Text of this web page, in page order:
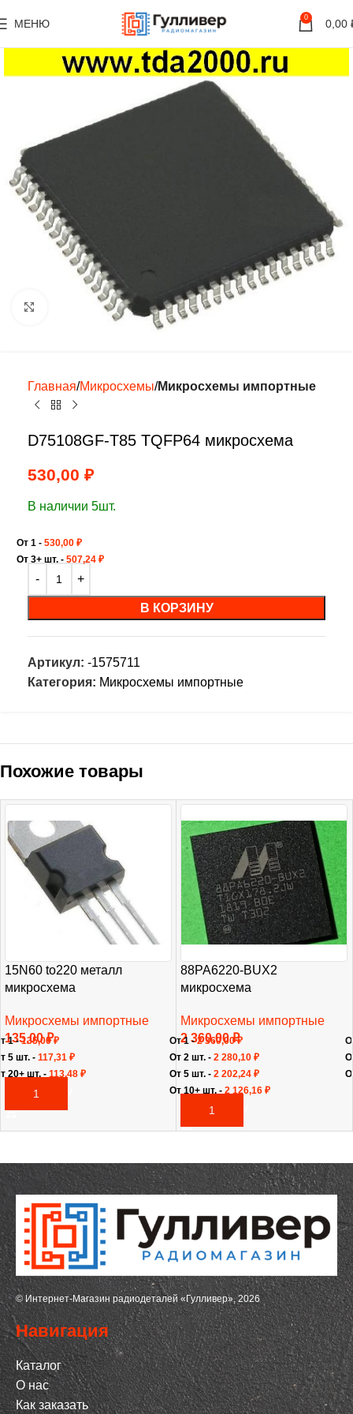
МЕНЮ 0 0,00
Нажмите, чтобы увеличить
Главная Микросхемы Микросхемы импортные
D75108GF-T85 TQFP64 микросхема
530,00 ₽
В наличии 5шт.
От 1 - 530,00 ₽
От 3+ шт. - 507,24 ₽
В КОРЗИНУ
Артикул: -1575711
Категория: Микросхемы импортные
Похожие товары
15N60 to220 металл
микросхема
Микросхемы импортные
135,00₽
В КОРЗИНУ
1 -135,00₽
5 шт. - 117,31 ₽
20+ шт. - 113,48 ₽
88PA6220-BUX2
микросхема
Микросхемы импортные
2 360,00₽
В КОРЗИНУ
От 1 -2 360,00₽
От 2 шт. - 2 280,10 ₽
От 5 шт. - 2 202,24 ₽
От 10+ шт. - 2 126,16 ₽
© Интернет-Магазин радиодеталей «Гулливер», 2026
Навигация
Каталог
О нас
Как заказать